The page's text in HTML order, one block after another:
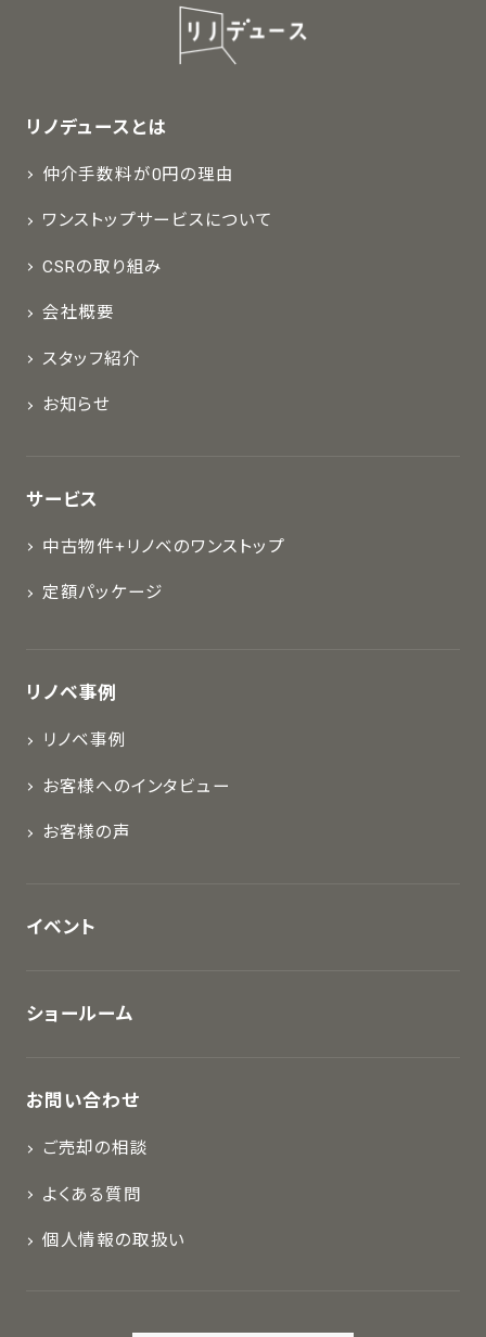
リノデュースとは
仲介手数料が0円の理由
ワンストップサービスについて
CSRの取り組み
会社概要
スタッフ紹介
お知らせ
サービス
中古物件+リノベのワンストップ
定額パッケージ
リノベ事例
リノベ事例
お客様へのインタビュー
お客様の声
イベント
ショールーム
お問い合わせ
ご売却の相談
よくある質問
個人情報の取扱い